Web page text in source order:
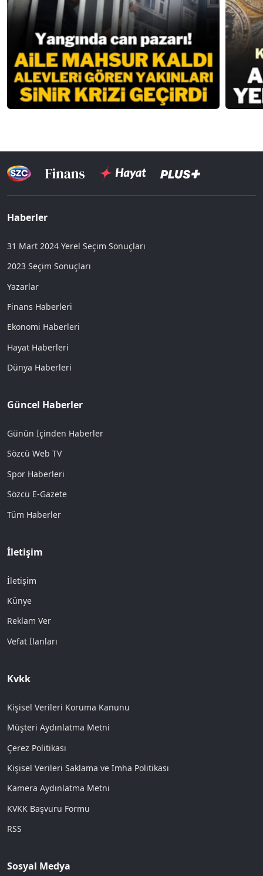
Haberler
31 Mart 2024 Yerel Seçim Sonuçları
2023 Seçim Sonuçları
Yazarlar
Finans Haberleri
Ekonomi Haberleri
Hayat Haberleri
Dünya Haberleri
Güncel Haberler
Günün İçinden Haberler
Sözcü Web TV
Spor Haberleri
Sözcü E-Gazete
Tüm Haberler
İletişim
İletişim
Künye
Reklam Ver
Vefat İlanları
Kvkk
Kişisel Verileri Koruma Kanunu
Müşteri Aydınlatma Metni
Çerez Politikası
Kişisel Verileri Saklama ve İmha Politikası
Kamera Aydınlatma Metni
KVKK Başvuru Formu
RSS
Sosyal Medya